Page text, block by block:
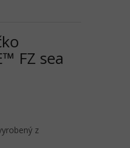
FZ sea
z